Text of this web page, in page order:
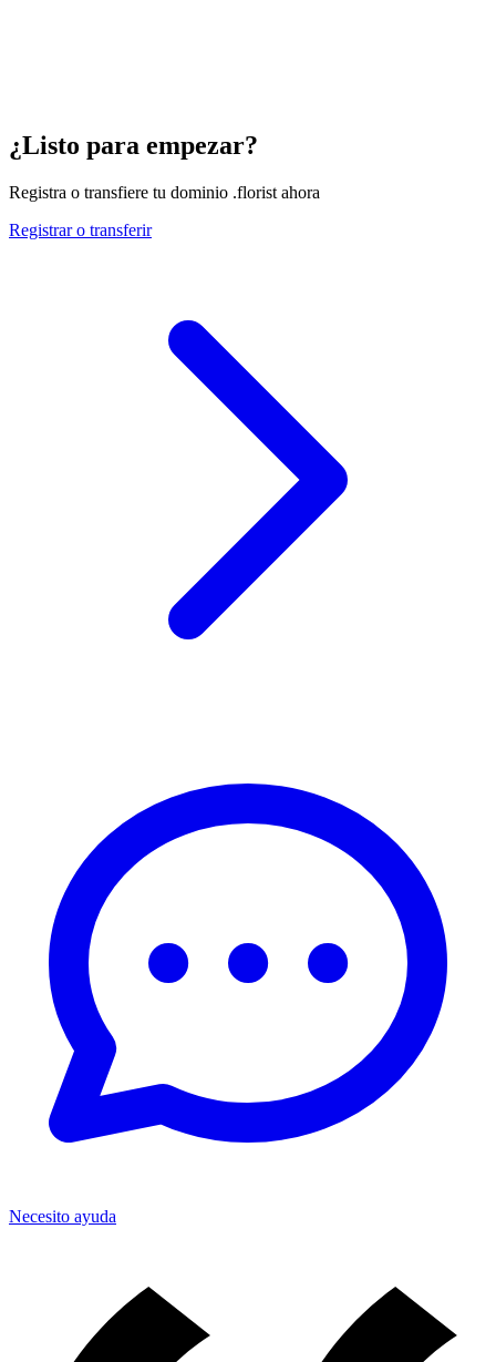
¿Listo para empezar?
Registra o transfiere tu dominio .florist ahora
Registrar o transferir
Necesito ayuda